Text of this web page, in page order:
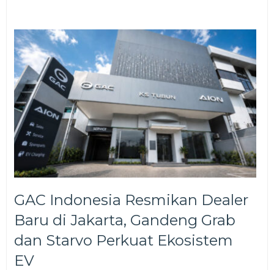
GAC Indonesia Resmikan Dealer
Baru di Jakarta, Gandeng Grab
dan Starvo Perkuat Ekosistem
EV